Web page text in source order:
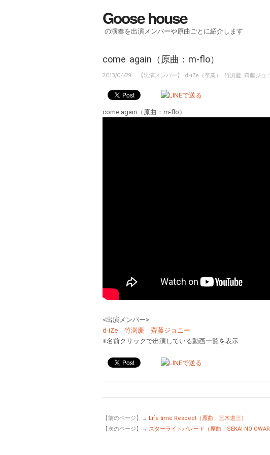
Goose house
の演奏を出演メンバーや原曲ごとに紹介します
come again（原曲：m-flo）
2013/04/29 · 【出演メンバー】 d-iZe（卒業） , 竹渕慶, 齊藤ジョ
come again（原曲：m-flo）
<出演メンバー>
d-iZe
竹渕慶
齊藤ジョニー
※名前クリックで出演している動画一覧を表示
【前のページ】→ Life time Respect（原曲：三木道三）
【次のページ】→ スターライトパレード（原曲：SEKAI NO OWARI